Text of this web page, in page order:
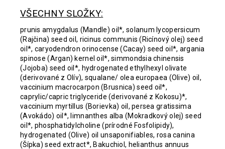
VŠECHNY SLOŽKY:
prunis amygdalus (Mandle) oil*, solanum lycopersicum
(Rajčina) seed oil, ricinus communis (Ricínový olej) seed
oil*, caryodendron orinocense (Cacay) seed oil*, argania
spinose (Argan) kernel oil*, simmondsia chinensis
(Jojoba) seed oil*, hydrogenated ethylhexyl olivate
(derivované z Olív), squalane/ olea europaea (Olive) oil,
vaccinium macrocarpon (Brusnica) seed oil*,
caprylic/capric triglyceride (derivované z Kokosu)*,
vaccinium myrtillus (Borievka) oil, persea gratissima
(Avokádo) oil*, limnanthes alba (Mokradkový olej) seed
oil*, phosphatidylcholine (prírodné Fosfolipidy),
hydrogenated (Olive) oil unsaponifiables, rosa canina
(Šípka) seed extract*, Bakuchiol, helianthus annuus